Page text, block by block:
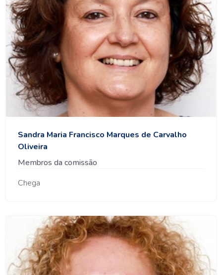
Sandra Maria Francisco Marques de Carvalho
Oliveira
Membros da comissão
Chega